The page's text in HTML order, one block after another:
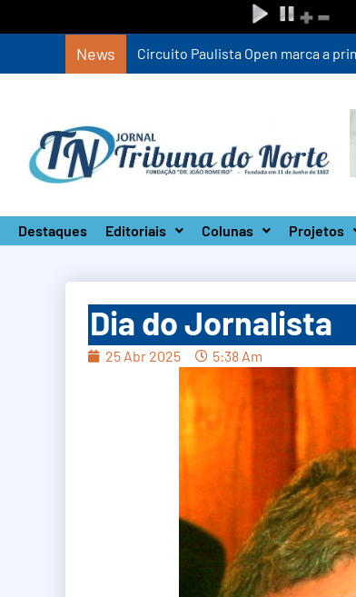
News Circuito Paulista Open marca a
Destaques Editoriais Colunas Projetos
Dia do Jornalista
25 Abr 2025 5:38 Am